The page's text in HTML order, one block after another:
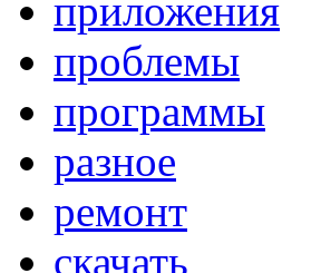
приложения
проблемы
программы
разное
ремонт
скачать